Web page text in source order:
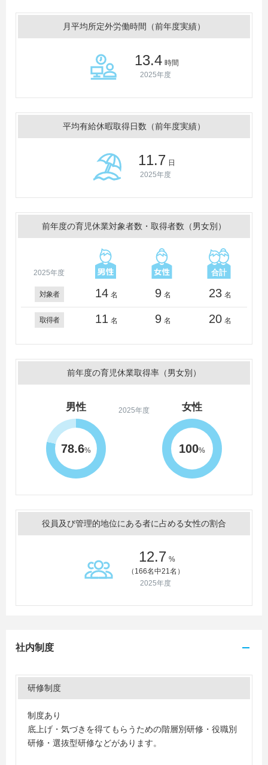
月平均所定外労働時間（前年度実績）
13.4 時間
2025年度
平均有給休暇取得日数（前年度実績）
11.7 日
2025年度
前年度の育児休業対象者数・取得者数（男女別）
2025年度
対象者 14 名 9 名 23 名
取得者 11 名 9 名 20 名
前年度の育児休業取得率（男女別）
2025年度
男性
78.6%
女性
100%
役員及び管理的地位にある者に占める女性の割合
12.7 %
（166名中21名）
2025年度
社内制度
研修制度
制度あり
底上げ・気づきを得てもらうための階層別研修・役職別
研修・選抜型研修などがあります。